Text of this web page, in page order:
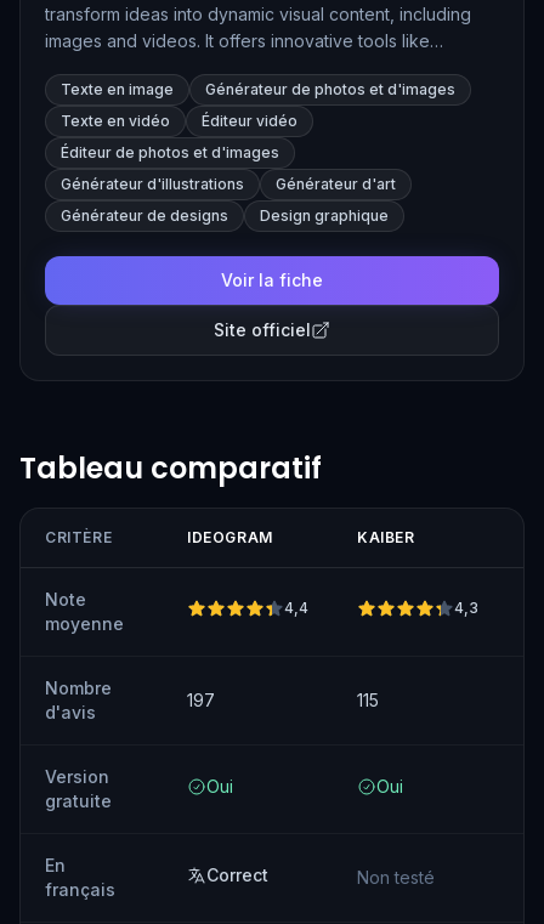
transform ideas into dynamic visual content, including
images and videos. It offers innovative tools like
visuals using AI.
Texte en image
Générateur de photos et d'images
Texte en vidéo
Éditeur vidéo
Éditeur de photos et d'images
Générateur d'illustrations
Générateur d'art
Générateur de designs
Design graphique
Voir la fiche
Site officiel
Tableau comparatif
CRITÈRE IDEOGRAM KAIBER
Note
moyenne
4,4 4,3
Nombre
d'avis
197 115
Version
gratuite
Oui Oui
En
français
Correct Non testé